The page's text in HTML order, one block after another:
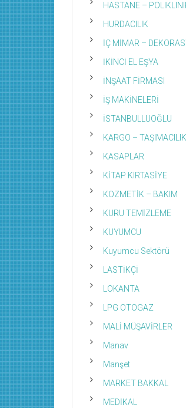
HASTANE –
HURDACILIK
İÇ MİMAR –
İKİNCİ EL EŞYA
İNŞAAT FİRMASI
İŞ MAKİNELERİ
İSTANBULLUOĞLU
KARGO – TAŞIMACILIK
KASAPLAR
KİTAP KIRTASİYE
KOZMETİK – BAKIM
KURU TEMİZLEME
KUYUMCU
Kuyumcu Sektörü
LASTİKÇİ
LOKANTA
LPG OTOGAZ
MALİ MÜŞAVİRLER
Manav
Manşet
MARKET BAKKAL
MEDİKAL